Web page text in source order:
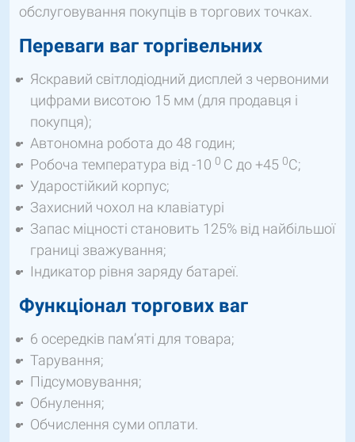
обслуговування покупців в торгових точках.
Переваги ваг торгівельних
Яскравий світлодіодний дисплей з червоними
цифрами висотою 15 мм (для продавця і
покупця);
Автономна робота до 48 годин;
Робоча температура від -10 0 С до +45 0С;
Ударостійкий корпус;
Захисний чохол на клавіатурі
Запас міцності становить 125% від найбільшої
границі зважування;
Індикатор рівня заряду батареї.
Функціонал торгових ваг
6 осередків пам’яті для товара;
Тарування;
Підсумовування;
Обнулення;
Обчислення суми оплати.